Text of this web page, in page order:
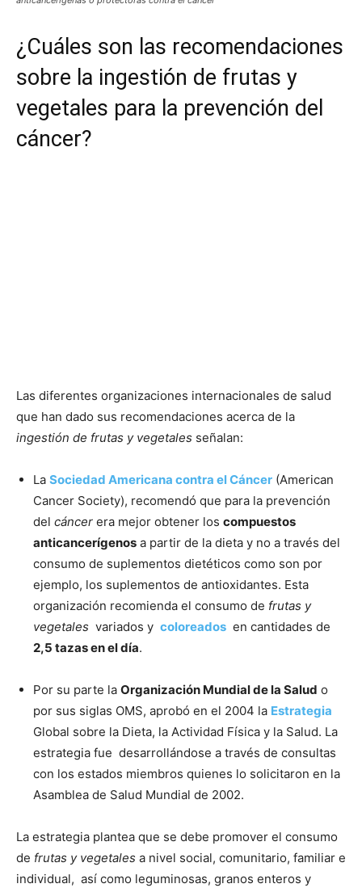
¿Cuáles son las recomendaciones
sobre la ingestión de frutas y
vegetales para la prevención del
cáncer?
Las diferentes organizaciones internacionales de salud
que han dado sus recomendaciones acerca de la
ingestión de frutas y vegetales señalan:
La Sociedad Americana contra el Cáncer (American
Cancer Society), recomendó que para la prevención
del cáncer era mejor obtener los compuestos
anticancerígenos a partir de la dieta y no a través del
consumo de suplementos dietéticos como son por
ejemplo, los suplementos de antioxidantes. Esta
organización recomienda el consumo de frutas y
vegetales variados y coloreados en cantidades de
2,5 tazas en el día.
Por su parte la Organización Mundial de la Salud o
por sus siglas OMS, aprobó en el 2004 la Estrategia
Global sobre la Dieta, la Actividad Física y la Salud. La
estrategia fue desarrollándose a través de consultas
con los estados miembros quienes lo solicitaron en la
Asamblea de Salud Mundial de 2002.
La estrategia plantea que se debe promover el consumo
de frutas y vegetales a nivel social, comunitario, familiar e
individual, así como leguminosas, granos enteros y